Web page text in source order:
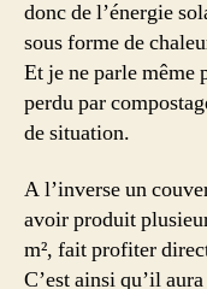
donc de l’énergie
sous forme de
Et je ne parle même
perdu par
de situation.
A l’inverse un
avoir produit
m², fait profiter
C’est ainsi qu’il